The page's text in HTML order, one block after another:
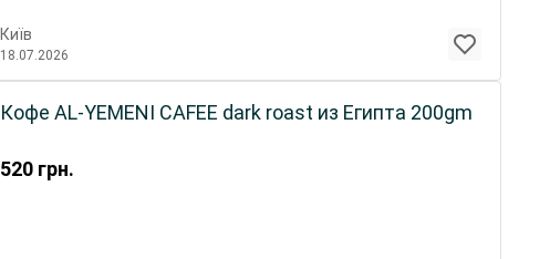
Київ
18.07.2026
520 грн.
Кофе AL-YEMENI CAFEE dark roast из Египта 200gm